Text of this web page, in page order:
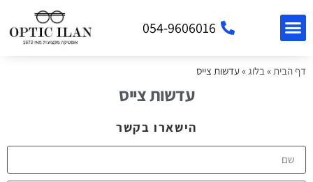
054-9606016
דף הבית » בלוג »עדשות צייס
עדשות צייס
הישארו בקשר